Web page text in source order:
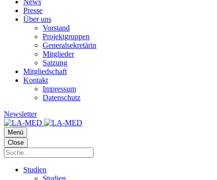
News
Presse
Über uns
Vorstand
Projektgruppen
Generalsekretärin
Mitglieder
Satzung
Mitgliedschaft
Kontakt
Impressum
Datenschutz
Newsletter
Menü
Close
Studien
Studien